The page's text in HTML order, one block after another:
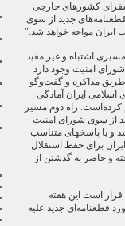
سفرای کشورهای خارجی
جدید از سوی
ایران مواجه خواهد شد."
اشتباه و غیر مفید
امنیت وجود دارد
مذاکره و گفت‌وگو
ایران آمادگی
کرده‌است. راه دوم مسیر
از سوی شورای امنیت
و با پاسخهای متناسب
برای حفظ استقلال
و حاضر به گذشتن از
است این هفته
قطعنامه‌ای جدید علیه